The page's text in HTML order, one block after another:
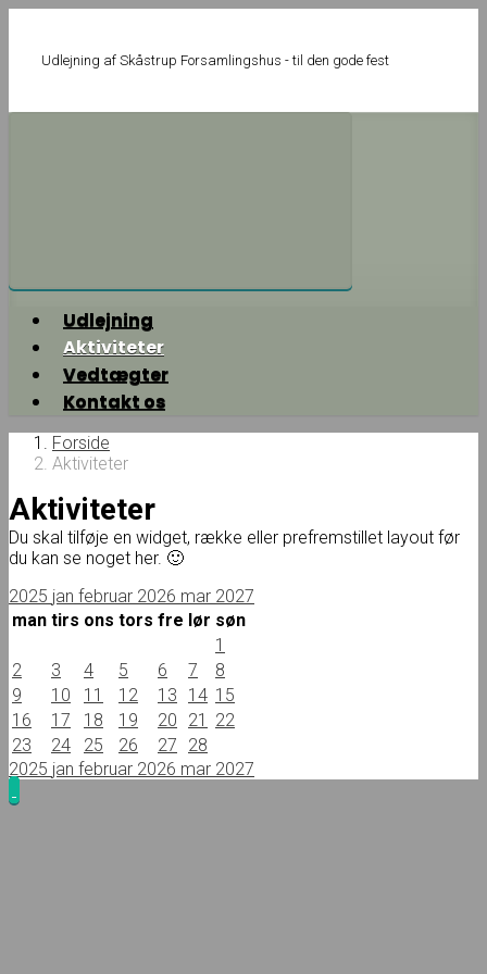
mainUdlejning af Skåstrup Forsamlingshus - til den gode fest
Udlejning
Aktiviteter
Vedtægter
Kontakt os
Forside
Aktiviteter
Aktiviteter
Du skal tilføje en widget, række eller prefremstillet layout før
du kan se noget her. 🙂
2025 jan februar 2026 mar 2027
man tirs ons tors fre lør søn
1
2
3 4 5 6 7
8
9
10 11 12 13 14 15
16
17 18 19 20 21
22
23
24 25 26 27
28
2025 jan februar 2026 mar 2027